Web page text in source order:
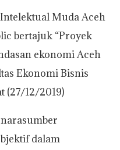
i
n
t
a
r
e
Muda Aceh
bertajuk “Proyek
ekonomi Aceh
Ekonomi Bisnis
(27/12/2019)
dalam